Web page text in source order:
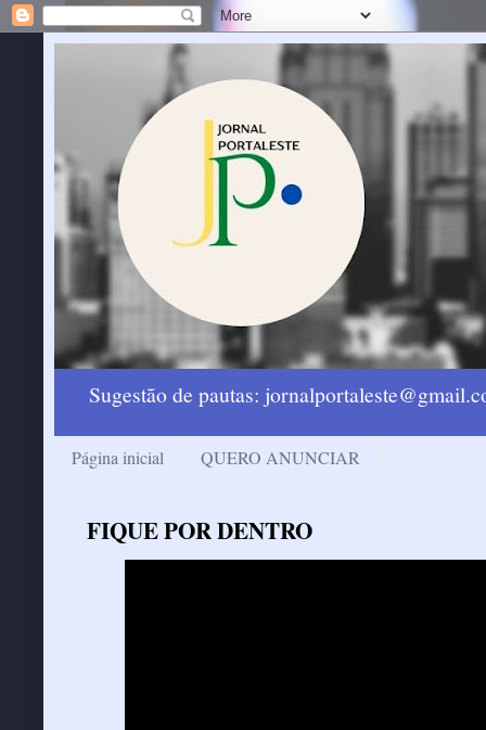
Sugestão de pautas:
Página inicial QUERO ANUNCIAR
FIQUE POR DENTRO